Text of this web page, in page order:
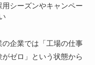
用シーズンやキャンペー
企業では「工場の仕事
ゼロ」という状態から